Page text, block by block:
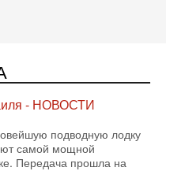
- НОВОСТИ
Трамп заявил о
о полном
группировок в
- НОВОСТИ
подводную лодку
самой мощной
Передача прошла на